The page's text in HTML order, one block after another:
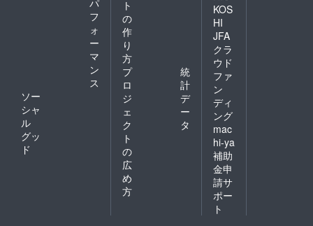
パ
フ
ォ
ー
マ
ン
ス
ソー
シャ
ル
グッ
ド
ト
の
作
り
方
プ
ロ
ジ
ェ
ク
ト
の
広
め
方
統
計
デ
ー
タ
KOS
HI
JFA
クラ
ウド
ファ
ン
ディ
ング
mac
hi-ya
補助
金申
請サ
ポー
ト